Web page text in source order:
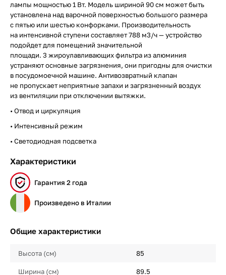
лампы мощностью 1 Вт. Модель шириной 90 см может быть
установлена над варочной поверхностью большого размера
с пятью или шестью конфорками. Производительность
на интенсивной ступени составляет 788 м3/ч — устройство
подойдет для помещений значительной
площади. 3 жироулавливающих фильтра из алюминия
устраняют основные загрязнения, они пригодны для очистки
в посудомоечной машине. Антивозвратный клапан
не пропускает неприятные запахи и загрязненный воздух
из вентиляции при отключении вытяжки.
• Отвод и циркуляция
• Интенсивный режим
• Светодиодная подсветка
Характеристики
Гарантия 2 года
Произведено в Италии
Общие характеристики
Высота (см) 85
Ширина (см) 89.5